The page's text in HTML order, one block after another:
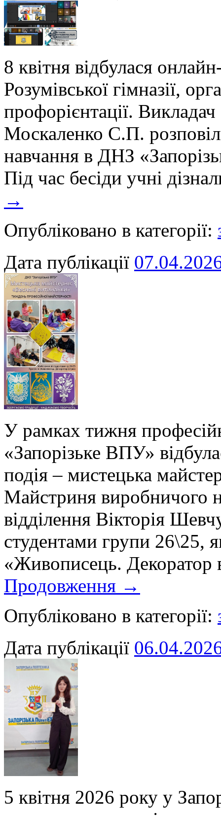
8 квітня відбулася
Розумівської гімназії,
профорієнтації.
Москаленко С.П.
навчання в ДНЗ
Під час бесіди учні
→
Опубліковано в категорії:
Дата публікації
У рамках тижня
«Запорізьке ВПУ»
подія – мистецька
Майстриня виробничого
відділення Вікторія
студентами групи 26\25,
«Живописець. Декоратор
Продовження →
Опубліковано в категорії:
Дата публікації
5 квітня 2026 року у